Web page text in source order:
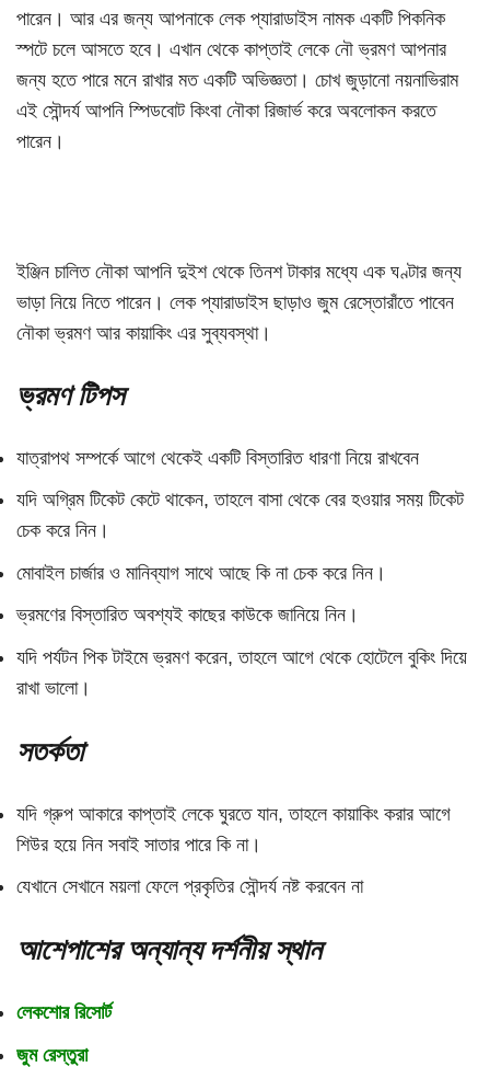
পারেন। আর এর জন্য আপনাকে লেক প্যারাডাইস নামক একটি পিকনিক
স্পটে চলে আসতে হবে। এখান থেকে কাপ্তাই লেকে নৌ ভ্রমণ আপনার
জন্য হতে পারে মনে রাখার মত একটি অভিজ্ঞতা। চোখ জুড়ানো নয়নাভিরাম
এই সৌন্দর্য আপনি স্পিডবোট কিংবা নৌকা রিজার্ভ করে অবলোকন করতে
পারেন।
ইঞ্জিন চালিত নৌকা আপনি দুইশ থেকে তিনশ টাকার মধ্যে এক ঘণ্টার জন্য
ভাড়া নিয়ে নিতে পারেন। লেক প্যারাডাইস ছাড়াও জুম রেস্তোরাঁতে পাবেন
নৌকা ভ্রমণ আর কায়াকিং এর সুব্যবস্থা।
ভ্রমণটিপস
যাত্রাপথ সম্পর্কে আগে থেকেই একটি বিস্তারিত ধারণা নিয়ে রাখবেন
যদি অগ্রিম টিকেট কেটে থাকেন, তাহলে বাসা থেকে বের হওয়ার সময় টিকেট
চেক করে নিন।
মোবাইল চার্জার ও মানিব্যাগ সাথে আছে কি না চেক করে নিন।
ভ্রমণের বিস্তারিত অবশ্যই কাছের কাউকে জানিয়ে নিন।
যদি পর্যটন পিক টাইমে ভ্রমণ করেন, তাহলে আগে থেকে হোটেলে বুকিং দিয়ে
রাখা ভালো।
সতর্কতা
যদি গ্রুপ আকারে কাপ্তাই লেকে ঘুরতে যান, তাহলে কায়াকিং করার আগে
শিউর হয়ে নিন সবাই সাতার পারে কি না।
যেখানে সেখানে ময়লা ফেলে প্রকৃতির সৌন্দর্য নষ্ট করবেন না
আশেপাশের অন্যান্য দর্শনীয় স্থান
লেকশোর রিসোর্ট
জুম রেস্তুরা